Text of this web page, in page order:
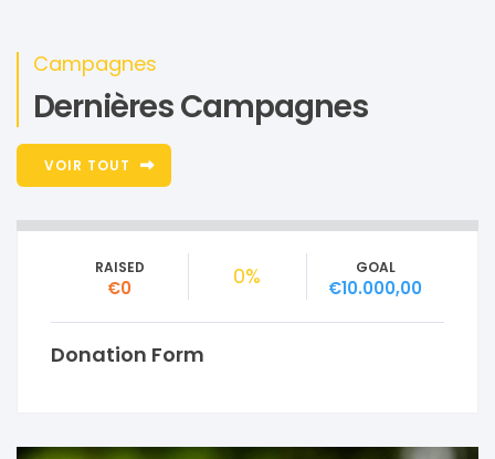
Campagnes
Dernières Campagnes
VOIR TOUT
RAISED
€0 0% GOAL
€10.000,00
Donation Form